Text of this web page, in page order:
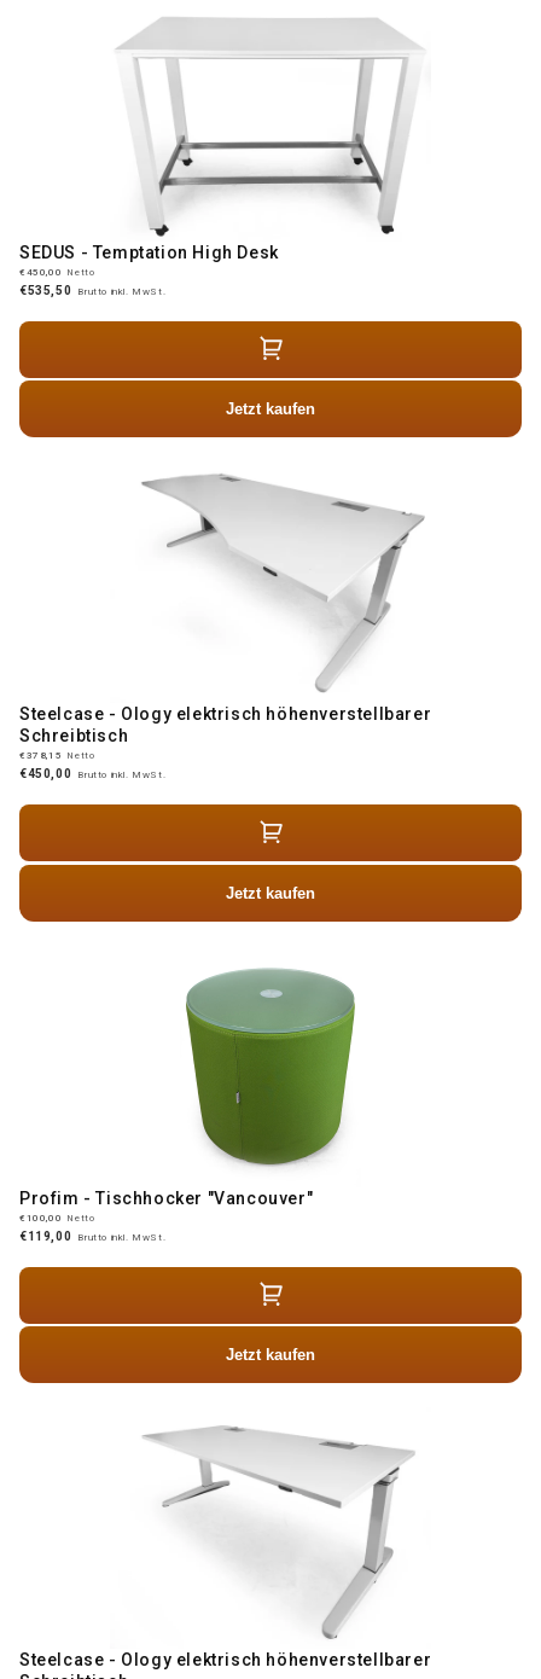
SEDUS - Temptation High Desk
€450,00 Netto
€535,50 Brutto inkl. MwSt.
Jetzt kaufen
Steelcase - Ology elektrisch höhenverstellbarer
Schreibtisch
€378,15 Netto
€450,00 Brutto inkl. MwSt.
Jetzt kaufen
Profim - Tischhocker "Vancouver"
€100,00 Netto
€119,00 Brutto inkl. MwSt.
Jetzt kaufen
Steelcase - Ology elektrisch höhenverstellbarer